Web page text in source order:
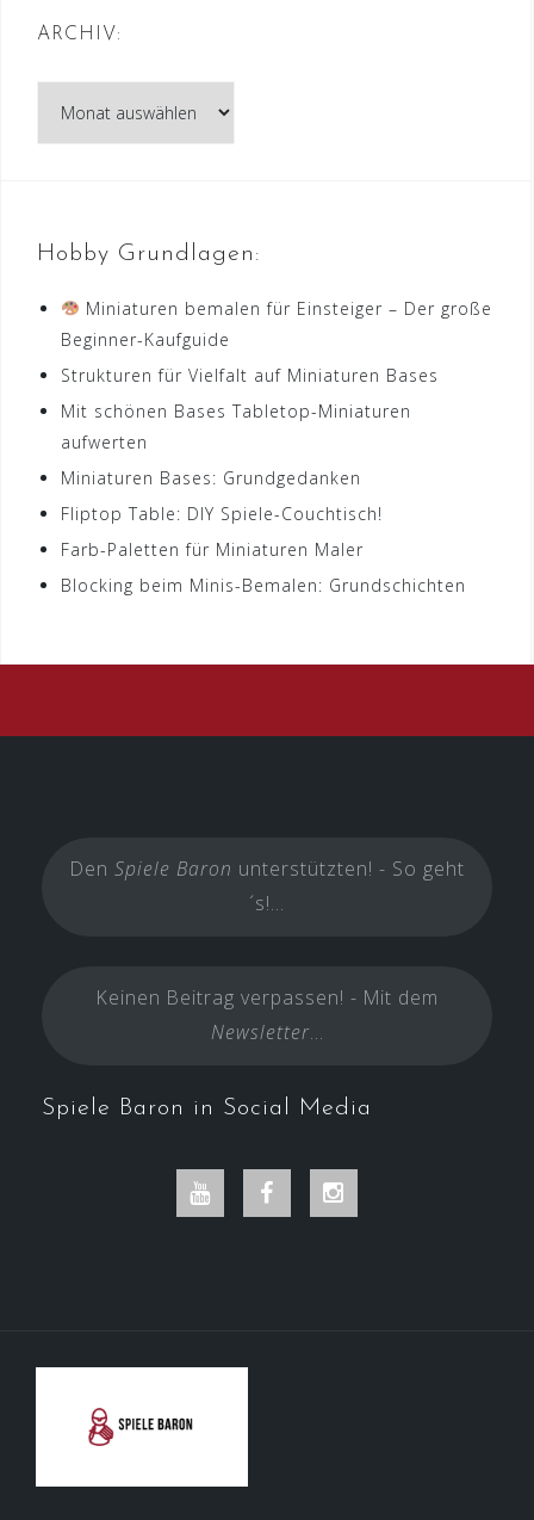
ARCHIV:
Hobby Grundlagen:
Miniaturen bemalen für Einsteiger – Der große
Beginner-Kaufguide
Strukturen für Vielfalt auf Miniaturen Bases
Mit schönen Bases Tabletop-Miniaturen
aufwerten
Miniaturen Bases: Grundgedanken
Fliptop Table: DIY Spiele-Couchtisch!
Farb-Paletten für Miniaturen Maler
Blocking beim Minis-Bemalen: Grundschichten
Den Spiele Baron unterstützten! - So geht
´s!...
Keinen Beitrag verpassen! - Mit dem
Newsletter...
Spiele Baron in Social Media
Youtube Facebook